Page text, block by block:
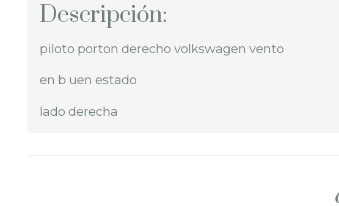
Descripción:
piloto porton derecho volkswagen vento
en b uen estado
lado derecha